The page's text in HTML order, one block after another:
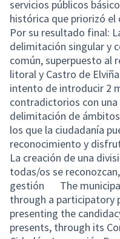
servicios públicos
histórica que priorizó el
Por su resultado final:
delimitación singular y
común, superpuesto al
litoral y Castro de
intento de introducir 2
contradictorios con
delimitación de
los que la ciudadanía
reconocimiento y
La creación de una
todas/os se
gestión The
through a participatory
presenting the
presents, through its